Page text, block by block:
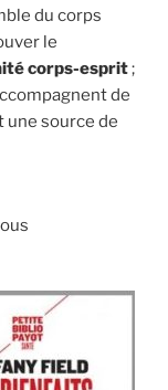
du corps
le
corps-esprit;
de
une source de